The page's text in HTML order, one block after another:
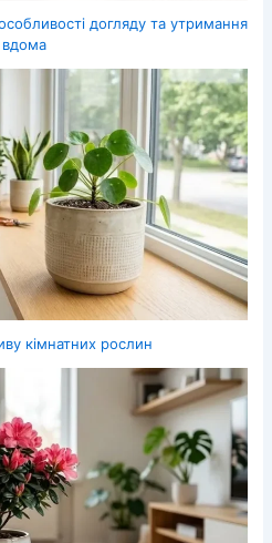
догляду та утримання
вдома
кімнатних рослин